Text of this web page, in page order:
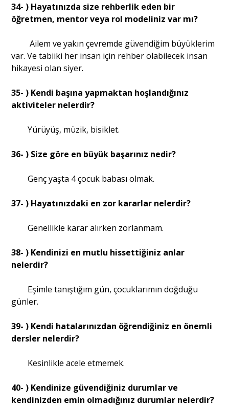
34- ) Hayatınızda size rehberlik eden bir
öğretmen, mentor veya rol modeliniz var mı?
Ailem ve yakın çevremde güvendiğim büyüklerim
var. Ve tabiiki her insan için rehber olabilecek insan
hikayesi olan siyer.
35- ) Kendi başına yapmaktan hoşlandığınız
aktiviteler nelerdir?
Yürüyüş, müzik, bisiklet.
36- ) Size göre en büyük başarınız nedir?
Genç yaşta 4 çocuk babası olmak.
37- ) Hayatınızdaki en zor kararlar nelerdir?
Genellikle karar alırken zorlanmam.
38- ) Kendinizi en mutlu hissettiğiniz anlar
nelerdir?
Eşimle tanıştığım gün, çocuklarımın doğduğu
günler.
39- ) Kendi hatalarınızdan öğrendiğiniz en önemli
dersler nelerdir?
Kesinlikle acele etmemek.
40- ) Kendinize güvendiğiniz durumlar ve
kendinizden emin olmadığınız durumlar nelerdir?